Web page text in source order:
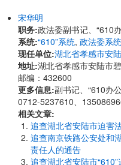
宋华明
职务:政法委副书记、“610
系统:“610”系统, 政法委系统
现任单位:湖北省孝感市安
地址:湖北省孝感市安陆市
邮编：432600
更多信息:副书记、“610办
0712-5237610、
相关文章:
追查湖北省安陆市迫害
追查南京铁路公安处和
责任人的通告
追查湖北省安陆市